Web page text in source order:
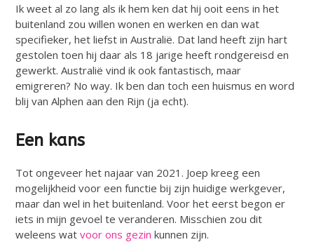
Ik weet al zo lang als ik hem ken dat hij ooit eens in het
buitenland zou willen wonen en werken en dan wat
specifieker, het liefst in Australië. Dat land heeft zijn hart
gestolen toen hij daar als 18 jarige heeft rondgereisd en
gewerkt. Australië vind ik ook fantastisch, maar
emigreren? No way. Ik ben dan toch een huismus en word
blij van Alphen aan den Rijn (ja echt).
Een kans
Tot ongeveer het najaar van 2021. Joep kreeg een
mogelijkheid voor een functie bij zijn huidige werkgever,
maar dan wel in het buitenland. Voor het eerst begon er
iets in mijn gevoel te veranderen. Misschien zou dit
weleens watvoor ons gezin kunnen zijn.